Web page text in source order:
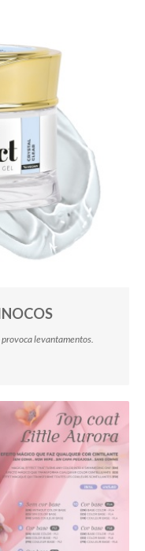
provoca levantamentos.